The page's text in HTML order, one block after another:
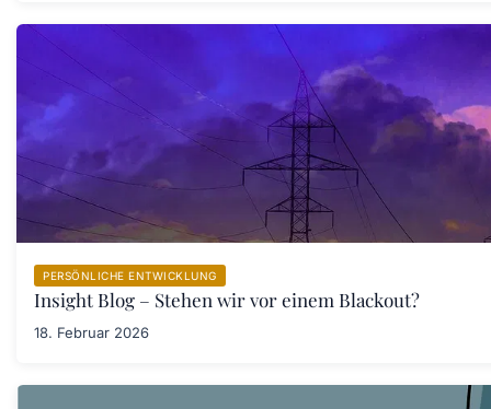
PERSÖNLICHE ENTWICKLUNG
Insight Blog – Stehen wir vor einem Blackout?
18. Februar 2026